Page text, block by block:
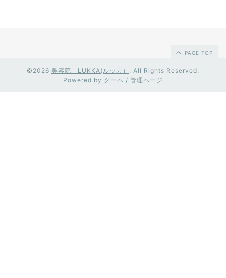
PAGE TOP
©2026 美容院 LUKKA(ルッカ） . All Rights Reserved.
Powered by グーペ / 管理ページ